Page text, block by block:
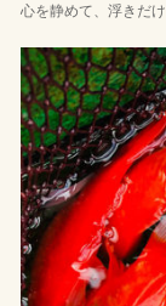
心を静めて、浮きだけ